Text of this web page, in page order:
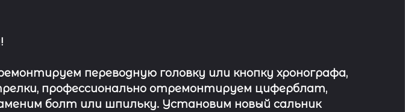
переводную головку или кнопку хронографа,
профессионально отремонтируем циферблат,
болт или шпильку. Установим новый сальник